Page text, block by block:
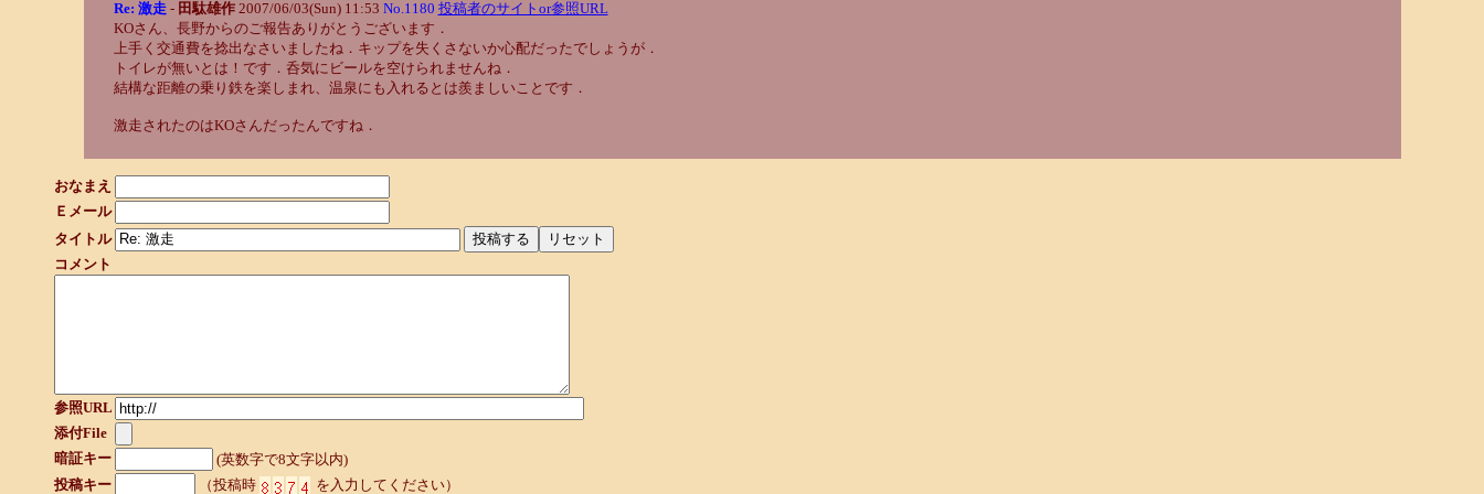
Re: 激走- 田駄雄作2007/06/03(Sun) 11:53 No.1180 投稿者のサイトor参照URL
KOさん、長野からのご報告ありがとうございます．
上手く交通費を捻出なさいましたね．キップを失くさないか心配だったでしょうが．
トイレが無いとは！です．呑気にビールを空けられませんね．
結構な距離の乗り鉄を楽しまれ、温泉にも入れるとは羨ましいことです．
激走されたのはKOさんだったんですね．
おなまえ
Ｅメール
タイトル
コメント
参照URL
添付File
暗証キー
(英数字で8文字以内)
投稿キー
（投稿時 を入力してください）